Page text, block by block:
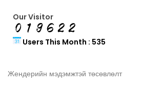
Our Visitor
Users This Month : 535
Жендерийн мэдэмжтэй төсөвлөлт